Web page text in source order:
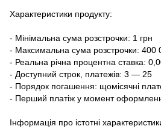
Характеристики продукту:
- Мінімальна сума розстрочки: 1 грн
- Максимальна сума розстрочки: 400
- Реальна річна процентна ставка:
- Доступний строк, платежів: 3 — 25
- Порядок погашення: щомісячні
- Перший платіж у момент
Інформація про істотні